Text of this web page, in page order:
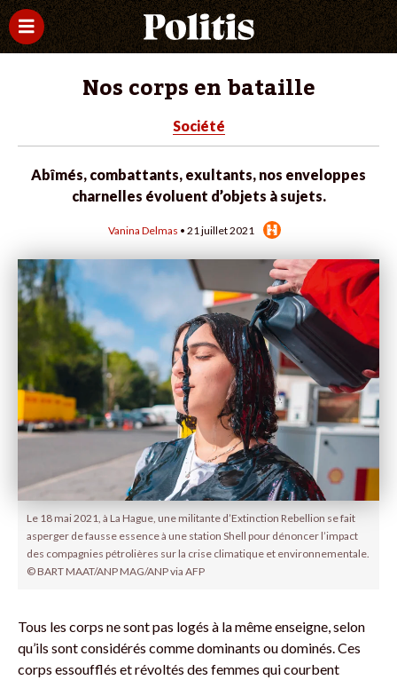
Nos corps en bataille
Société
Abîmés, combattants, exultants, nos enveloppes
charnelles évoluent d’objets à sujets.
Vanina Delmas • 21 juillet 2021
Le 18 mai 2021, à La Hague, une militante d’Extinction Rebellion se fait
asperger de fausse essence à une station Shell pour dénoncer l’impact
des compagnies pétrolières sur la crise climatique et environnementale.
© BART MAAT/ANP MAG/ANP via AFP
Tous les corps ne sont pas logés à la même enseigne, selon
qu’ils sont considérés comme dominants ou dominés. Ces
corps essoufflés et révoltés des femmes qui courbent